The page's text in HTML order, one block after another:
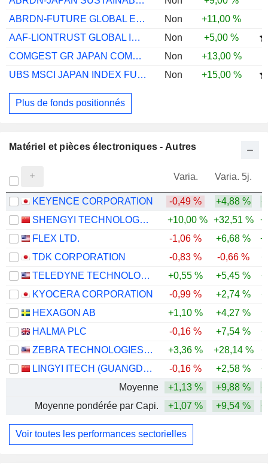
ABRDN-FUTURE GLOBAL EQTY A ACC USD
Non
+11,00 %
AAF-LIONTRUST GLOBAL IMP EQS A
Non
+5,00 %
COMGEST GR JAPAN COMPOUNDERS JPY SI ACC
Non
+13,00 %
UBS MSCI JAPAN INDEX FUND JPY I-A ACC
Non +15,00 %
Plus de fonds positionnés
Matériel et pièces électroniques - Autres
Varia. Varia. 5j.
KEYENCE CORPORATION -0,49 % +4,88 %
SHENGYI TECHNOLOGY CO.,LTD.
+10,00 % +32,51 %
FLEX LTD.
-1,06 % +6,68 %
TDK CORPORATION
-0,83 % -0,66 %
TELEDYNE TECHNOLOGIES INCORPORATED
+0,55 % +5,45 %
KYOCERA CORPORATION
-0,99 % +2,74 %
HEXAGON AB
+1,10 % +4,27 %
HALMA PLC
-0,16 % +7,54 %
ZEBRA TECHNOLOGIES CORPORATION
+3,36 % +28,14 %
LINGYI ITECH (GUANGDONG) COMPANY
-0,16 % +2,58 %
Moyenne
+1,13 % +9,88 %
Moyenne pondérée par Capi.
+1,07 % +9,54 %
Voir toutes les performances sectorielles